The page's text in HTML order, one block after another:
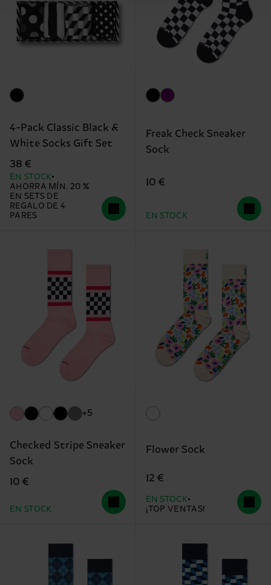
4-Pack Classic Black &
White Socks Gift Set
38 €
EN STOCK
AHORRA MÍN. 20 %
EN SETS DE
REGALO DE 4
PARES
Freak Check Sneaker
Sock
10 €
EN STOCK
+5
Checked Stripe Sneaker
Sock
10 €
EN STOCK
Flower Sock
12 €
EN STOCK
¡TOP VENTAS!